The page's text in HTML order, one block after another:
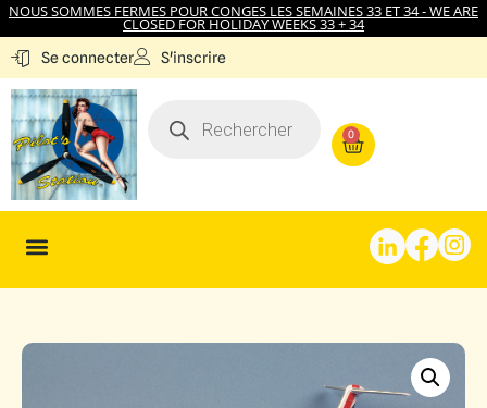
NOUS SOMMES FERMES POUR CONGES LES SEMAINES 33 ET 34 - WE ARE
CLOSED FOR HOLIDAY WEEKS 33 + 34
Se connecter S'inscrire
0